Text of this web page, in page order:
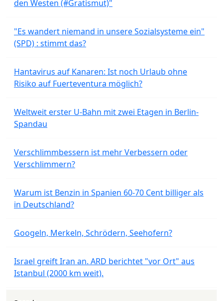
den Westen (#Gratismut)"
"Es wandert niemand in unsere Sozialsysteme ein"
(SPD) : stimmt das?
Hantavirus auf Kanaren: Ist noch Urlaub ohne
Risiko auf Fuerteventura möglich?
Weltweit erster U-Bahn mit zwei Etagen in Berlin-
Spandau
Verschlimmbessern ist mehr Verbessern oder
Verschlimmern?
Warum ist Benzin in Spanien 60-70 Cent billiger als
in Deutschland?
Googeln, Merkeln, Schrödern, Seehofern?
Israel greift Iran an. ARD berichtet "vor Ort" aus
Istanbul (2000 km weit).